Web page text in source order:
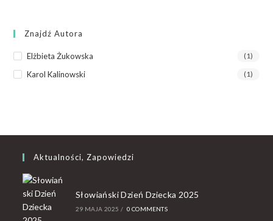
Znajdź Autora
Elżbieta Żukowska (1)
Karol Kalinowski (1)
Aktualności, Zapowiedzi
Słowiański Dzień Dziecka 2025
29 MAJA 2025 / 0 COMMENTS